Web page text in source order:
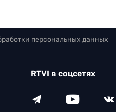
персональных данных
RTVI в соцсетях